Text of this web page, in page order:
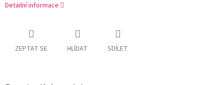
Detailní informace
ZEPTAT SE HLÍDAT SDÍLET